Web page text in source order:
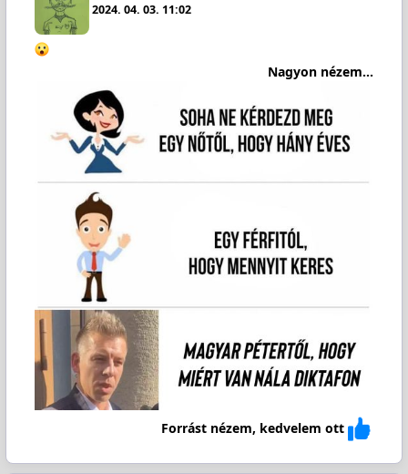
2024. 04. 03. 11:02
Nagyon nézem...
Forrást nézem, kedvelem ott